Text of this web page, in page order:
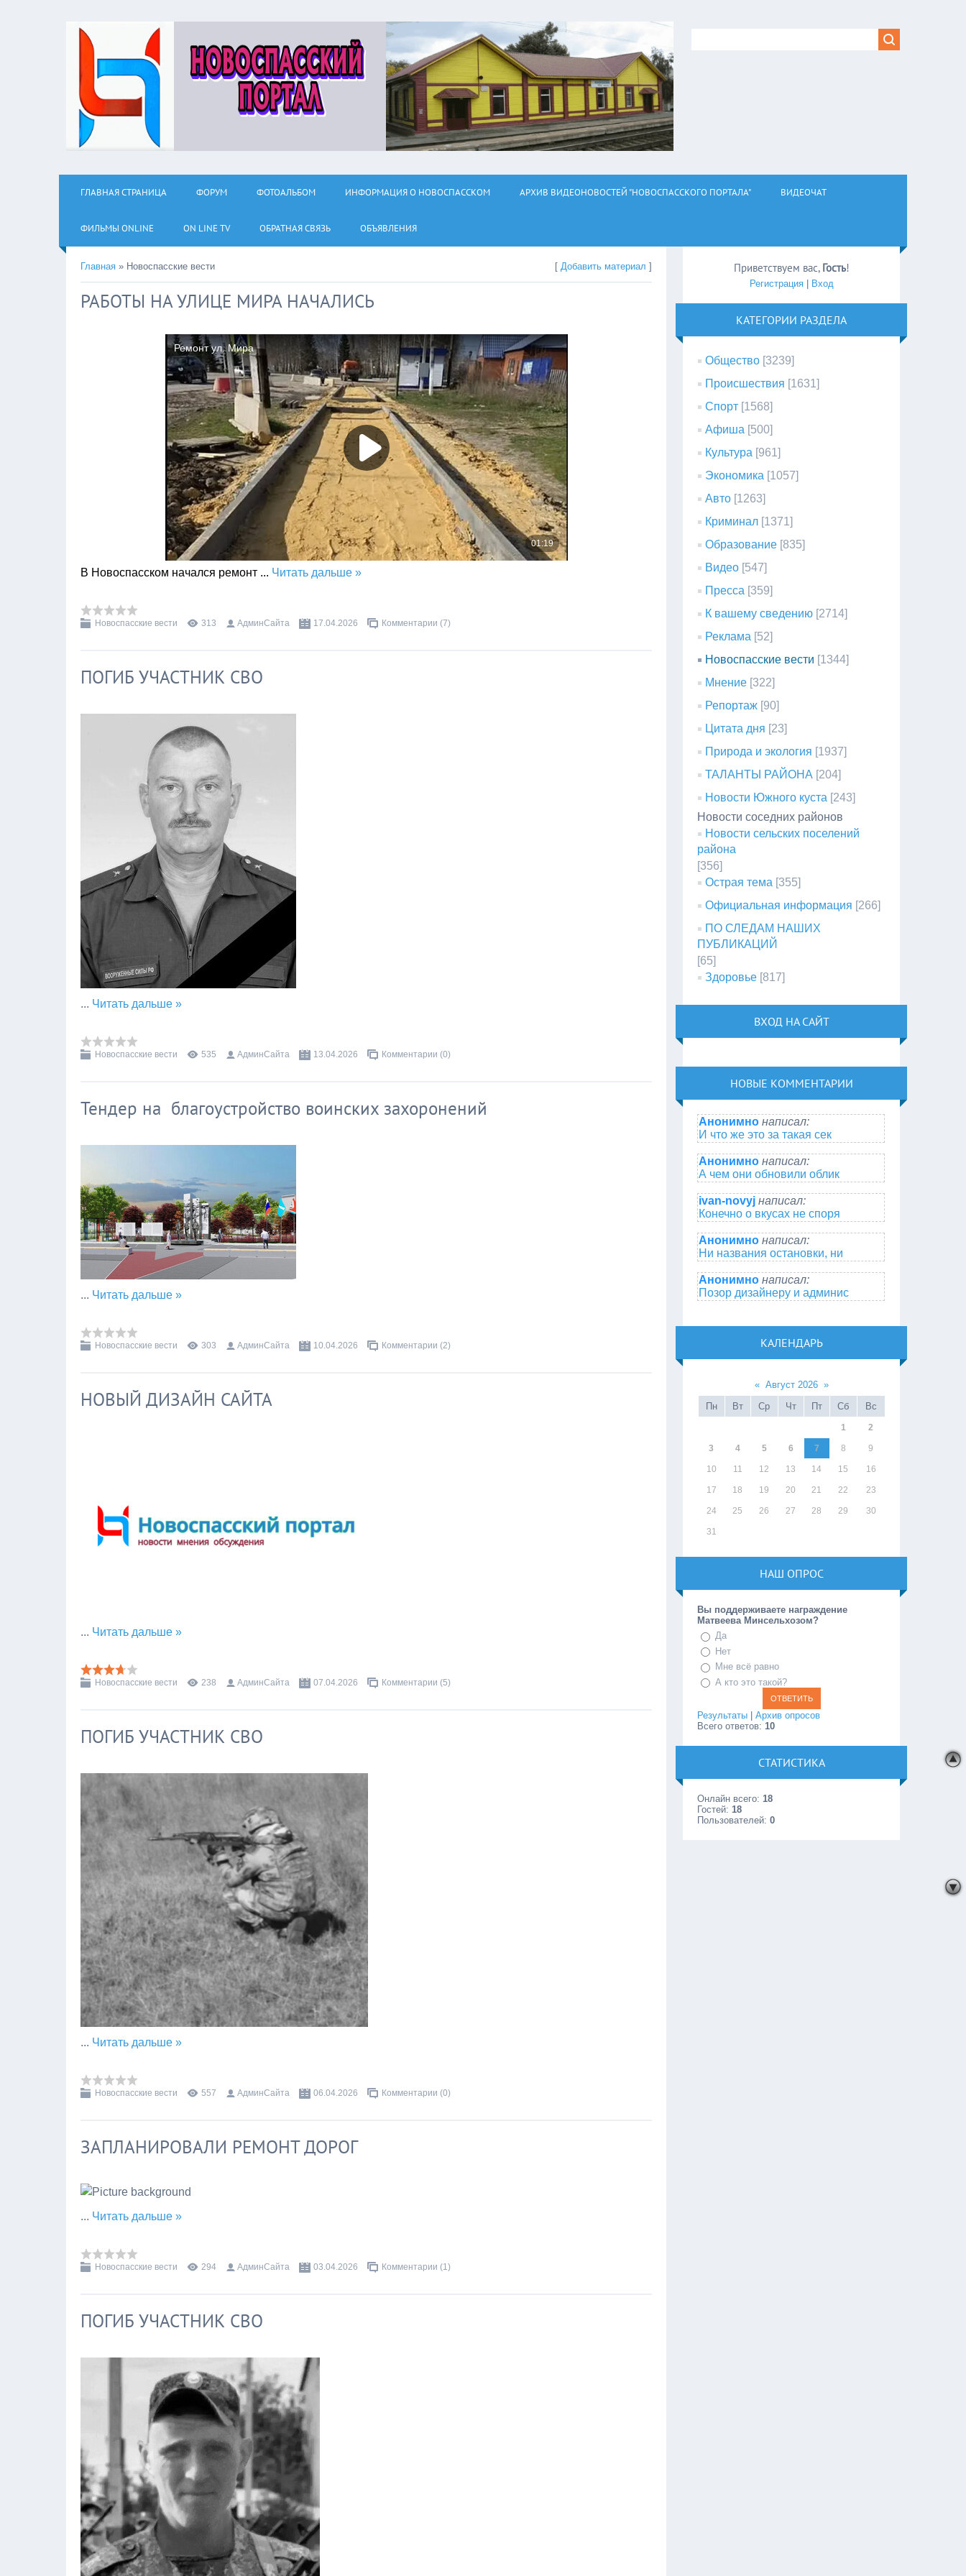
ГЛАВНАЯ СТРАНИЦА ФОРУМ ФОТОАЛЬБОМ ИНФОРМАЦИЯ О НОВОСПАССКОМ АРХИВ ВИДЕОНОВОСТЕЙ "НОВОСПАССКОГО ПОРТАЛА" ВИДЕОЧАТ
ФИЛЬМЫ ОNLINE ON LINE TV ОБРАТНАЯ СВЯЗЬ ОБЪЯВЛЕНИЯ
Главная » Новоспасские вести [Добавить материал ]
РАБОТЫ НА УЛИЦЕ МИРА НАЧАЛИСЬ
В Новоспасском начался ремонт ... Читать дальше »
Новоспасские вести 313 АдминСайта 17.04.2026 Комментарии (7)
ПОГИБ УЧАСТНИК СВО
... Читать дальше »
Новоспасские вести 535 АдминСайта 13.04.2026 Комментарии (0)
Тендер на благоустройство воинских захоронений
... Читать дальше »
Новоспасские вести 303 АдминСайта 10.04.2026 Комментарии (2)
НОВЫЙ ДИЗАЙН САЙТА
... Читать дальше »
Новоспасские вести 238 АдминСайта 07.04.2026 Комментарии (5)
ПОГИБ УЧАСТНИК СВО
... Читать дальше »
Новоспасские вести 557 АдминСайта 06.04.2026 Комментарии (0)
ЗАПЛАНИРОВАЛИ РЕМОНТ ДОРОГ
... Читать дальше »
Новоспасские вести 294 АдминСайта 03.04.2026 Комментарии (1)
ПОГИБ УЧАСТНИК СВО
Приветствуем вас, Гость!
Регистрация| Вход
КАТЕГОРИИ РАЗДЕЛА
Общество [3239]
Происшествия [1631]
Спорт [1568]
Афиша [500]
Культура [961]
Экономика [1057]
Авто [1263]
Криминал [1371]
Образование [835]
Видео [547]
Пресса [359]
К вашему сведению [2714]
Реклама [52]
Новоспасские вести [1344]
Мнение [322]
Репортаж [90]
Цитата дня [23]
Природа и экология [1937]
ТАЛАНТЫ РАЙОНА [204]
Новости Южного куста [243]
Новости соседних районов
Новости сельских поселений
района
[356]
Острая тема [355]
Официальная информация [266]
ПО СЛЕДАМ НАШИХ
ПУБЛИКАЦИЙ
[65]
Здоровье [817]
ВХОД НА САЙТ
НОВЫЕ КОММЕНТАРИИ
Анонимно написал:
И что же это за такая сек
Анонимно написал:
А чем они обновили облик
ivan-novyj написал:
Конечно о вкусах не споря
Анонимно написал:
Ни названия остановки, ни
Анонимно написал:
Позор дизайнеру и админис
КАЛЕНДАРЬ
« Август 2026 »
Пн
Вт Ср Чт Пт Сб Вс
1 2
3 4 5 6 7 8 9
10 11 12 13 14 15 16
17 18 19 20 21 22 23
24 25 26 27 28 29 30
31
НАШ ОПРОС
Вы поддерживаете награждение
Матвеева Минсельхозом?
Да
Нет
Мне всё равно
А кто это такой?
Результаты |Архив опросов
Всего ответов:10
СТАТИСТИКА
Онлайн всего:18
Гостей:18
Пользователей:0